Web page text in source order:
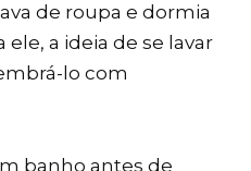
de roupa e dormia
a ideia de se lavar
lo com
banho antes de